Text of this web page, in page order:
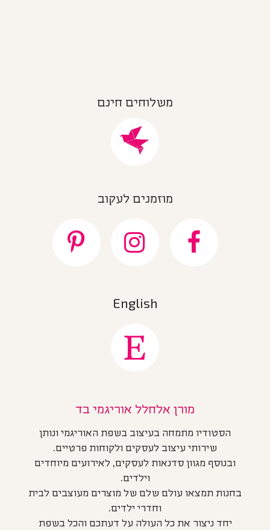
משלוחים חינם
מוזמנים לעקוב
English
מורן אלחלל אוריגמי בד
הסטודיו מתמחה בעיצוב בשפת האוריגמי ונותן
שירותי עיצוב לעסקים ולקוחות פרטיים.
ובנוסף מגוון סדנאות לעסקים, לאירועים מיוחדים
וילדים.
בחנות תמצאו עולם שלם של מוצרים מעוצבים לבית
וחדרי ילדים.
יחד ניצור את כל העולה על דעתכם והכל בשפת